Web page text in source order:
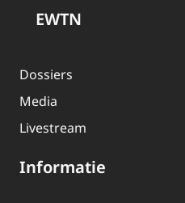
EWTN
Dossiers
Media
Livestream
Informatie